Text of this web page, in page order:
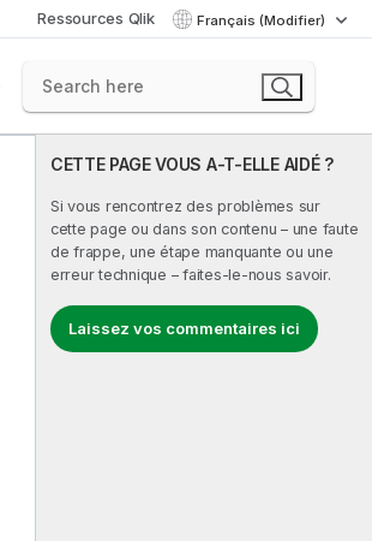
Ressources Qlik Français (Modifier)
CETTE PAGE VOUS A-T-ELLE AIDÉ ?
Si vous rencontrez des problèmes sur
cette page ou dans son contenu – une faute
de frappe, une étape manquante ou une
erreur technique – faites-le-nous savoir.
Laissez vos commentaires ici